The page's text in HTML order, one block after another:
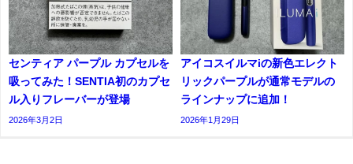
センティア パープル カプセルを
吸ってみた！SENTIA初のカプセ
ル入りフレーバーが登場
2026年3月2日
アイコスイルマiの新色エレクト
リックパープルが通常モデルの
ラインナップに追加！
2026年1月29日